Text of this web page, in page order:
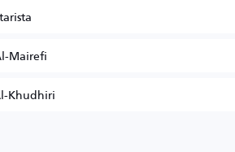
Mairefi
Khudhiri